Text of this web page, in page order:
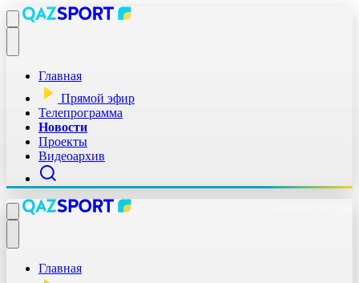
Главная
Прямой эфир
Телепрограмма
Новости
Проекты
Видеоархив
Главная